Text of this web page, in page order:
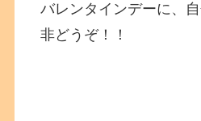
バレンタインデーに、
非どうぞ！！